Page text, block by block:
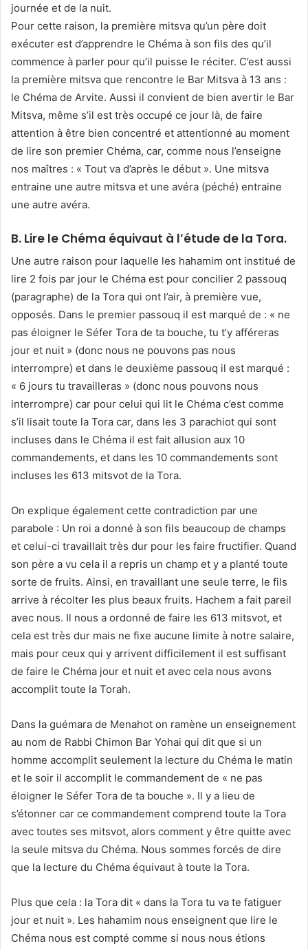
journée et de la nuit.
Pour cette raison, la première mitsva qu’un père doit
exécuter est d’apprendre le Chéma à son fils des qu’il
commence à parler pour qu’il puisse le réciter. C’est aussi
la première mitsva que rencontre le Bar Mitsva à 13 ans :
le Chéma de Arvite. Aussi il convient de bien avertir le Bar
Mitsva, même s’il est très occupé ce jour là, de faire
attention à être bien concentré et attentionné au moment
de lire son premier Chéma, car, comme nous l’enseigne
nos maîtres : « Tout va d’après le début ». Une mitsva
entraine une autre mitsva et une avéra (péché) entraine
une autre avéra.
B. Lire le Chéma équivaut à l’étude de la Tora.
Une autre raison pour laquelle les hahamim ont institué de
lire 2 fois par jour le Chéma est pour concilier 2 passouq
(paragraphe) de la Tora qui ont l’air, à première vue,
opposés. Dans le premier passouq il est marqué de : « ne
pas éloigner le Séfer Tora de ta bouche, tu t’y afféreras
jour et nuit » (donc nous ne pouvons pas nous
interrompre) et dans le deuxième passouq il est marqué :
« 6 jours tu travailleras » (donc nous pouvons nous
interrompre) car pour celui qui lit le Chéma c’est comme
s’il lisait toute la Tora car, dans les 3 parachiot qui sont
incluses dans le Chéma il est fait allusion aux 10
commandements, et dans les 10 commandements sont
incluses les 613 mitsvot de la Tora.
On explique également cette contradiction par une
parabole : Un roi a donné à son fils beaucoup de champs
et celui-ci travaillait très dur pour les faire fructifier. Quand
son père a vu cela il a repris un champ et y a planté toute
sorte de fruits. Ainsi, en travaillant une seule terre, le fils
arrive à récolter les plus beaux fruits. Hachem a fait pareil
avec nous. Il nous a ordonné de faire les 613 mitsvot, et
cela est très dur mais ne fixe aucune limite à notre salaire,
mais pour ceux qui y arrivent difficilement il est suffisant
de faire le Chéma jour et nuit et avec cela nous avons
accomplit toute la Torah.
Dans la guémara de Menahot on ramène un enseignement
au nom de Rabbi Chimon Bar Yohai qui dit que si un
homme accomplit seulement la lecture du Chéma le matin
et le soir il accomplit le commandement de « ne pas
éloigner le Séfer Tora de ta bouche ». Il y a lieu de
s’étonner car ce commandement comprend toute la Tora
avec toutes ses mitsvot, alors comment y être quitte avec
la seule mitsva du Chéma. Nous sommes forcés de dire
que la lecture du Chéma équivaut à toute la Tora.
Plus que cela : la Tora dit « dans la Tora tu va te fatiguer
jour et nuit ». Les hahamim nous enseignent que lire le
Chéma nous est compté comme si nous nous étions